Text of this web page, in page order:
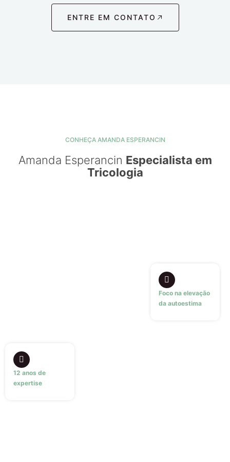
ENTRE EM CONTATO
CONHEÇA AMANDA ESPERANCIN
Amanda Esperancin Especialista em
Tricologia
Foco na elevação
da autoestima
12 anos de
expertise